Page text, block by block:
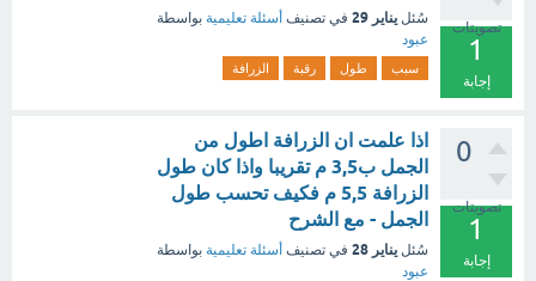
تصويتات
1
إجابة
سُئل يناير 29 في تصنيف أسئلة تعليمية بواسطة
عبود
سبب طول رقبة الزرافة
0
تصويتات
1
إجابة
اذا علمت ان الزرافة اطول من
الجمل ب3,5 م تقريبا واذا كان طول
الزرافة 5,5 م فكيف تحسب طول
الجمل - مع الشرح
سُئل يناير 28 في تصنيف أسئلة تعليمية بواسطة
عبود